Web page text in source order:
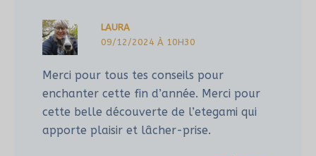
LAURA
09/12/2024 À 10H30
Merci pour tous tes conseils pour
enchanter cette fin d’année. Merci pour
cette belle découverte de l’etegami qui
apporte plaisir et lâcher-prise.